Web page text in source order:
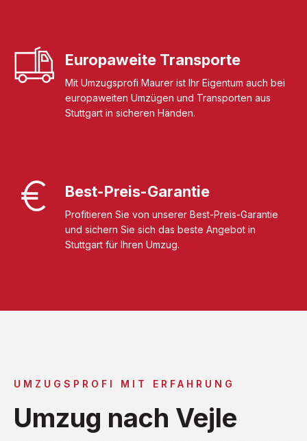
Europaweite Transporte
Mit Umzugsprofi Maurer ist Ihr Eigentum auch bei
europaweiten Umzügen und Transporten aus
Stuttgart in sicheren Händen.
Best-Preis-Garantie
Profitieren Sie von unserer Best-Preis-Garantie
und sichern Sie sich das beste Angebot in
Stuttgart für Ihren Umzug.
UMZUGSPROFI MIT ERFAHRUNG
Umzug nach Vejle